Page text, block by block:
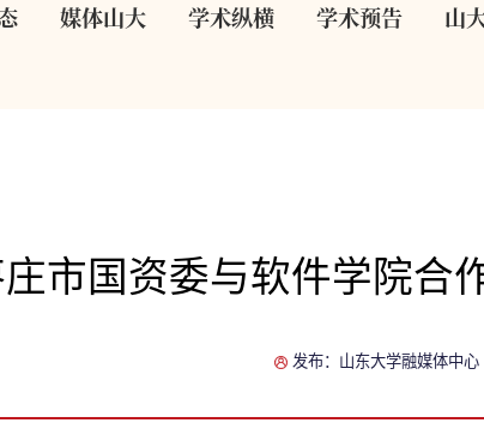
媒体山大 学术纵横 学术预告 山
市国资委与软件学院合
发布：山东大学融媒体中心